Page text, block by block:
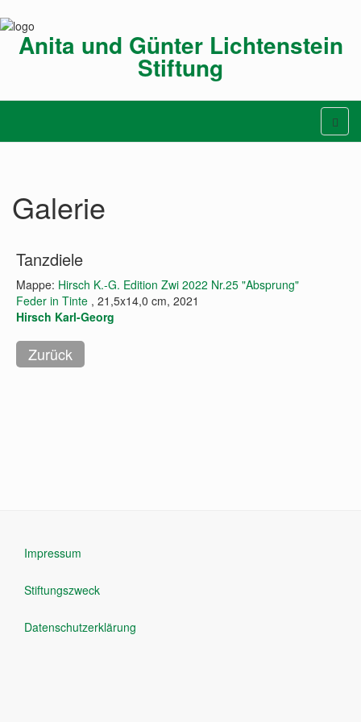
Anita und Günter Lichtenstein
Stiftung
Galerie
Tanzdiele
Mappe: Hirsch K.-G. Edition Zwi 2022 Nr.25 "Absprung"
Feder in Tinte , 21,5x14,0 cm, 2021
Hirsch Karl-Georg
Impressum
Stiftungszweck
Datenschutzerklärung